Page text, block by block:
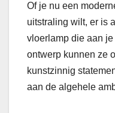
Of je nu een
uitstraling wilt, er is
vloerlamp die aan
ontwerp kunnen ze
kunstzinnig
aan de algehele